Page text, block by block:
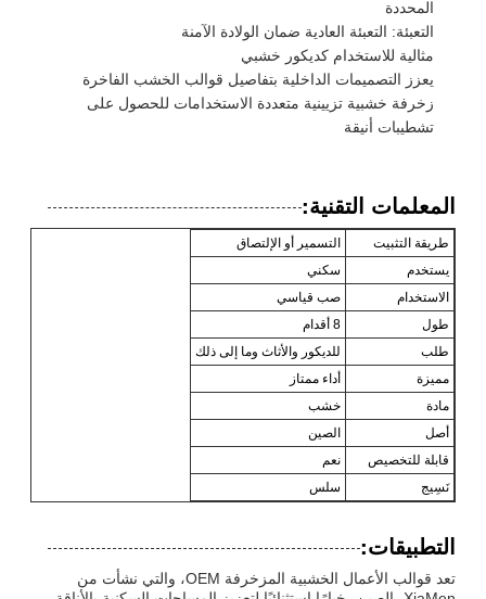
المحددة
التعبئة: التعبئة العادية ضمان الولادة الآمنة
مثالية للاستخدام كديكور خشبي
يعزز التصميمات الداخلية بتفاصيل قوالب الخشب الفاخرة
زخرفة خشبية تزيينية متعددة الاستخدامات للحصول على
تشطيبات أنيقة
المعلمات التقنية:
طريقة التثبيت
التسمير أو الإلتصاق
يستخدم
سكني
الاستخدام
صب قياسي
طول
8 أقدام
طلب
للديكور والأثاث وما إلى ذلك
مميزة
أداء ممتاز
مادة
خشب
أصل
الصين
قابلة للتخصيص
نعم
نَسِيج
سلس
التطبيقات:
تعد قوالب الأعمال الخشبية المزخرفة OEM، والتي نشأت من